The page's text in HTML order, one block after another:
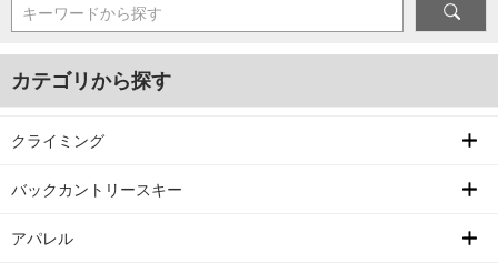
キーワードから探す
カテゴリから探す
クライミング
バックカントリースキー
アパレル